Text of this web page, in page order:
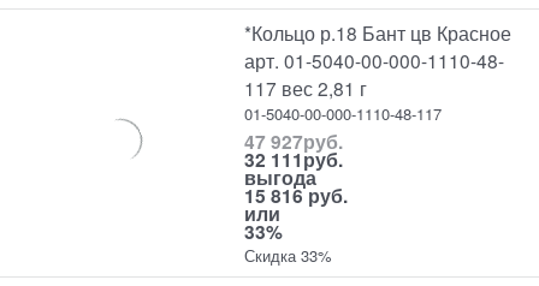
*Кольцо р.18 Бант цв Красное
арт. 01-5040-00-000-1110-48-
117 вес 2,81 г
01-5040-00-000-1110-48-117
47 927руб.
32 111руб.
выгода
15 816 руб.
или
33%
Скидка 33%